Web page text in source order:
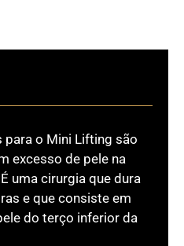
para o Mini Lifting são
excesso de pele na
uma cirurgia que dura
e que consiste em
do terço inferior da